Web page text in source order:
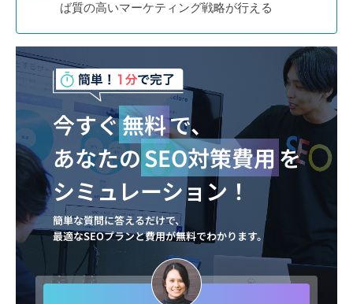
ば質の高いマーケティング戦略が行える
今すぐ無料で、
あなたのSEO対策費用 を
シミュレーション！
簡単な質問に答えるだけで、
最適なSEOプランと費用が無料でわかります。